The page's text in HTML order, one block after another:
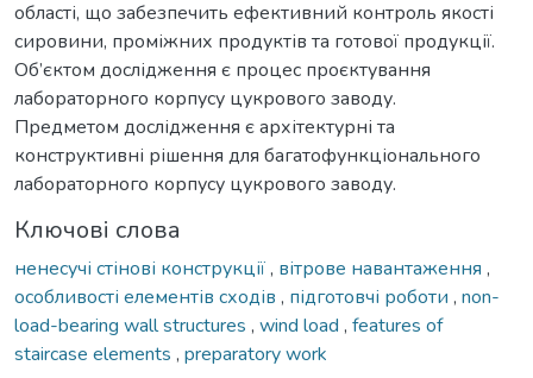
області, що забезпечить ефективний контроль якості
сировини, проміжних продуктів та готової продукції.
Об’єктом дослідження є процес проєктування
лабораторного корпусу цукрового заводу.
Предметом дослідження є архітектурні та
конструктивні рішення для багатофункціонального
лабораторного корпусу цукрового заводу.
Ключові слова
ненесучі стінові конструкції, вітрове навантаження ,
особливості елементів сходів , підготовчі роботи , non-
load-bearing wall structures , wind load , features of
staircase elements , preparatory work